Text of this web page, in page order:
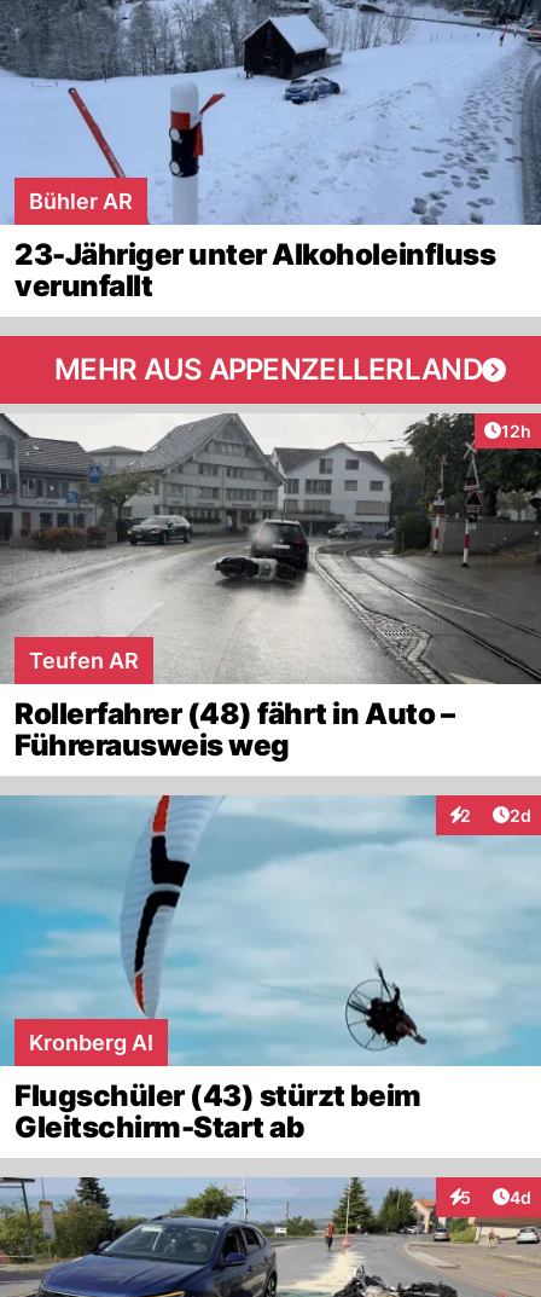
Bühler AR
23-Jähriger unter Alkoholeinfluss
verunfallt
MEHR AUS APPENZELLERLAND
12h
Teufen AR
Rollerfahrer (48) fährt in Auto –
Führerausweis weg
2 2d
Kronberg AI
Flugschüler (43) stürzt beim
Gleitschirm-Start ab
5 4d